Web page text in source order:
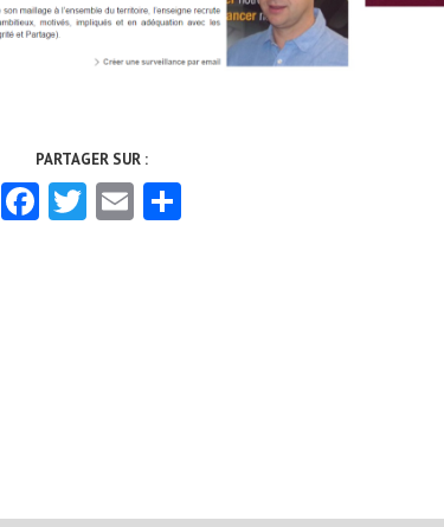
Facebook
Twitter
Email